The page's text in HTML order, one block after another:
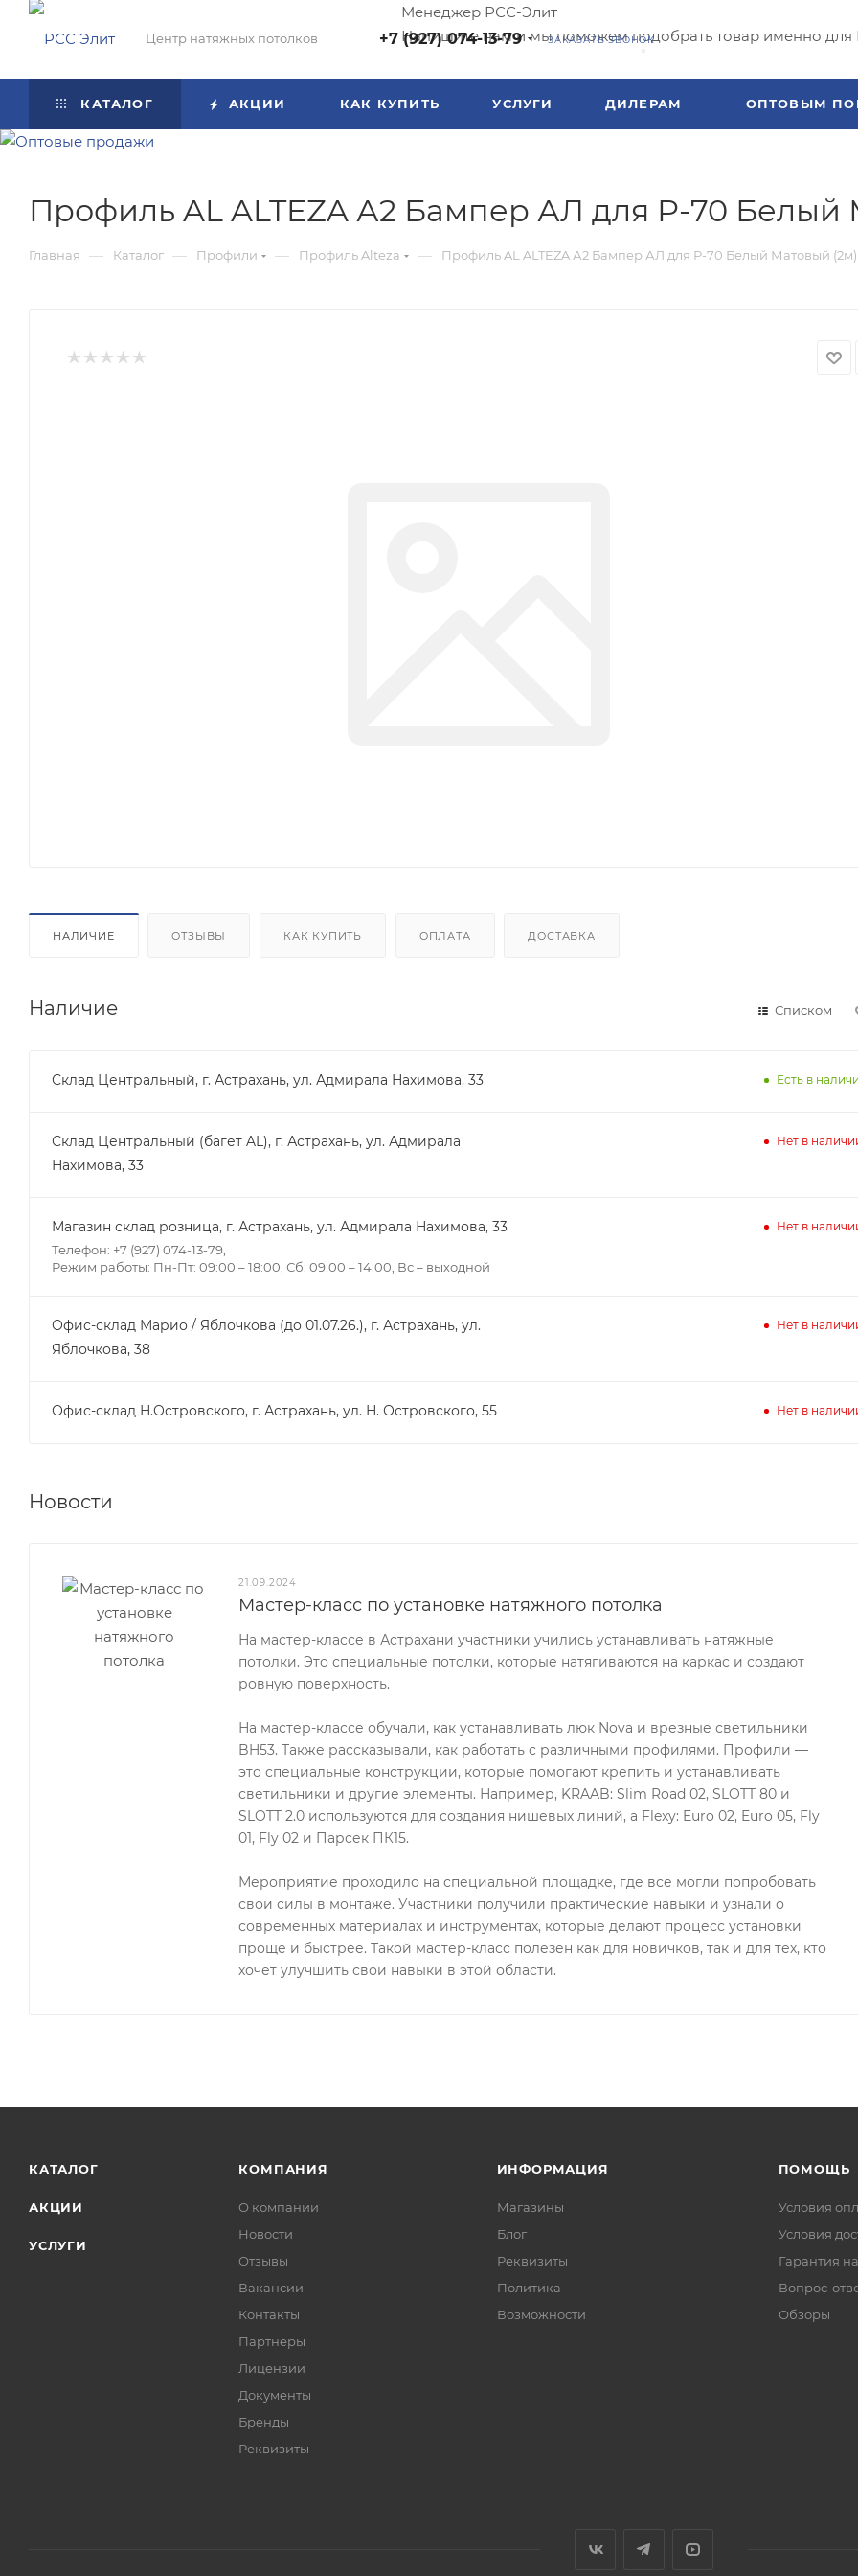
Менеджер РСС-Элит
Напишите нам и мы поможем подобрать товар именно для
Центр натяжных потолков +7 (927) 074-13-79 ЗАКАЗАТЬ ЗВОНОК
КАТАЛОГ АКЦИИ КАК КУПИТЬ УСЛУГИ ДИЛЕРАМ ОПТОВЫМ
Профиль AL ALTEZA А2 Бампер АЛ для Р-70 Белый
Главная — Каталог — Профили — Профиль Alteza — Профиль AL ALTEZA А2 Бампер АЛ для Р-70 Белый Матовый (2м)
НАЛИЧИЕ ОТЗЫВЫ КАК КУПИТЬ ОПЛАТА ДОСТАВКА
Наличие Списком
Склад Центральный, г. Астрахань, ул. Адмирала Нахимова, 33 Есть в
Склад Центральный (багет AL), г. Астрахань, ул. Адмирала
Нахимова, 33
Нет в
Магазин склад розница, г. Астрахань, ул. Адмирала Нахимова, 33
Телефон: +7 (927) 074-13-79,
Режим работы: Пн-Пт: 09:00 – 18:00, Сб: 09:00 – 14:00, Вс – выходной
Нет в
Офис-склад Марио / Яблочкова (до 01.07.26.), г. Астрахань, ул.
Яблочкова, 38
Нет в
Офис-склад Н.Островского, г. Астрахань, ул. Н. Островского, 55 Нет в
Новости
21.09.2024
Мастер-класс по установке натяжного потолка
На мастер-классе в Астрахани участники учились устанавливать натяжные
потолки. Это специальные потолки, которые натягиваются на каркас и создают
ровную поверхность.
На мастер-классе обучали, как устанавливать люк Nova и врезные светильники
BH53. Также рассказывали, как работать с различными профилями. Профили —
это специальные конструкции, которые помогают крепить и устанавливать
светильники и другие элементы. Например, KRAAB: Slim Road 02, SLOTT 80 и
SLOTT 2.0 используются для создания нишевых линий, а Flexy: Euro 02, Euro 05, Fly
01, Fly 02 и Парсек ПК15.
Мероприятие проходило на специальной площадке, где все могли попробовать
свои силы в монтаже. Участники получили практические навыки и узнали о
современных материалах и инструментах, которые делают процесс установки
проще и быстрее. Такой мастер-класс полезен как для новичков, так и для тех, кто
хочет улучшить свои навыки в этой области.
КАТАЛОГ
АКЦИИ
УСЛУГИ
КОМПАНИЯ
О компании
Новости
Отзывы
Вакансии
Контакты
Партнеры
Лицензии
Документы
Бренды
Реквизиты
ИНФОРМАЦИЯ
Магазины
Блог
Реквизиты
Политика
Возможности
ПОМОЩЬ
Условия
Условия
Гарантия
Вопрос-
Обзоры